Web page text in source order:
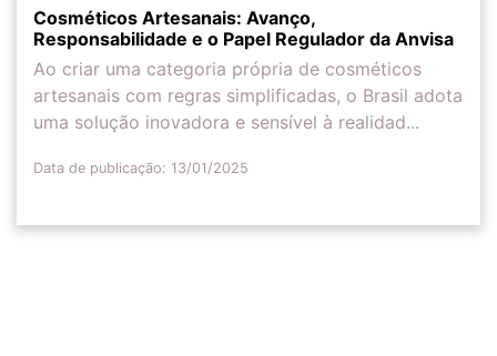
Cosméticos Artesanais: Avanço,
Responsabilidade e o Papel Regulador da Anvisa
Ao criar uma categoria própria de cosméticos
artesanais com regras simplificadas, o Brasil adota
uma solução inovadora e sensível à realidad...
Data de publicação: 13/01/2025